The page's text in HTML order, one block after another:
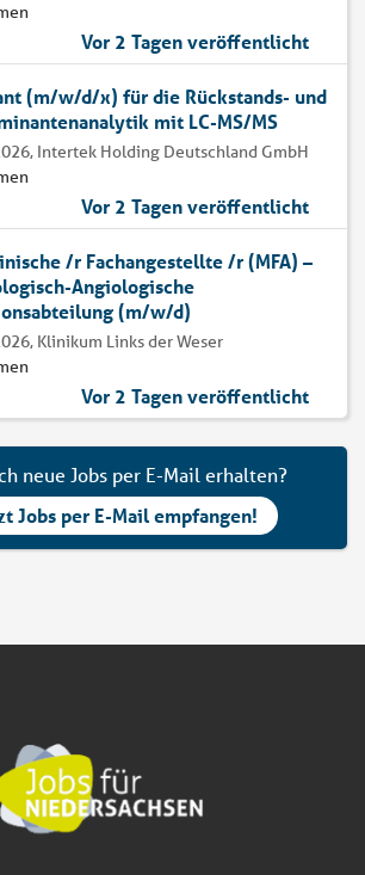
Vor 2 Tagen veröffentlicht
(m/w/d/x) für die Rückstands- und
mit LC-MS/MS
Intertek Holding Deutschland GmbH
Vor 2 Tagen veröffentlicht
/r Fachangestellte /r (MFA) –
Angiologische
(m/w/d)
Klinikum Links der Weser
Vor 2 Tagen veröffentlicht
neue Jobs per E-Mail erhalten?
Jobs per E-Mail empfangen!